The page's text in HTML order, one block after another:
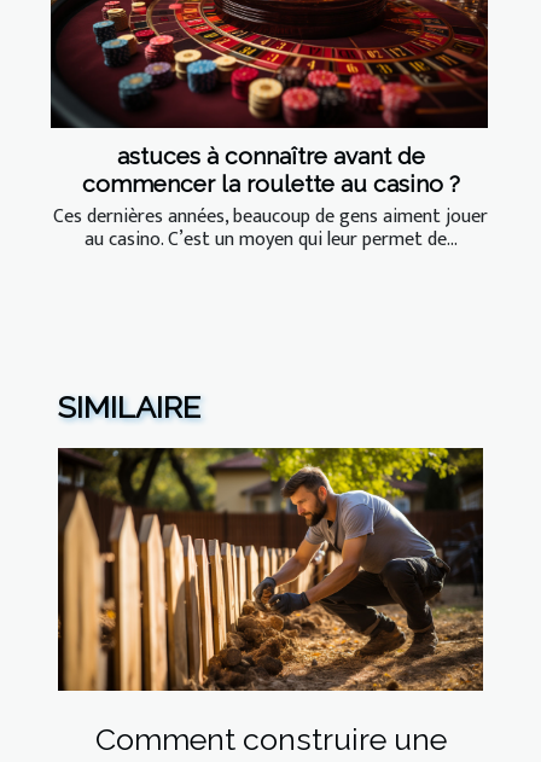
astuces à connaître avant de
commencer la roulette au casino ?
Ces dernières années, beaucoup de gens aiment jouer
au casino. C’est un moyen qui leur permet de...
SIMILAIRE
Comment construire une